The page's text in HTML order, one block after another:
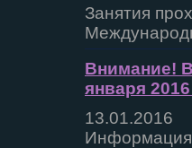
Занятия
Внимание!
января
13.01.2016
Информация